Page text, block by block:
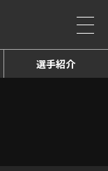
選手紹介
お知らせ詳細